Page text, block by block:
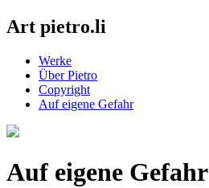
Art pietro.li
Werke
Über Pietro
Copyright
Auf eigene Gefahr
Auf eigene Gefahr